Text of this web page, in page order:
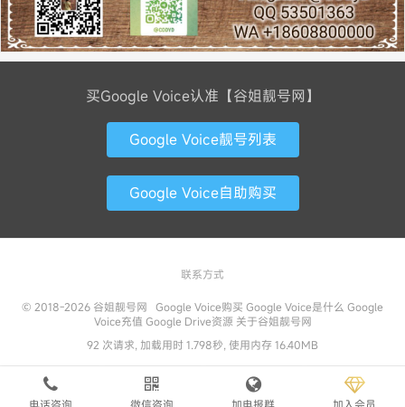
买Google Voice认准【谷姐靓号网】
Google Voice靓号列表
Google Voice自助购买
联系方式
© 2018-2026 谷姐靓号网 Google Voice购买 Google Voice是什么 Google
Voice充值 Google Drive资源 关于谷姐靓号网
92 次请求, 加载用时 1.798秒, 使用内存 16.40MB